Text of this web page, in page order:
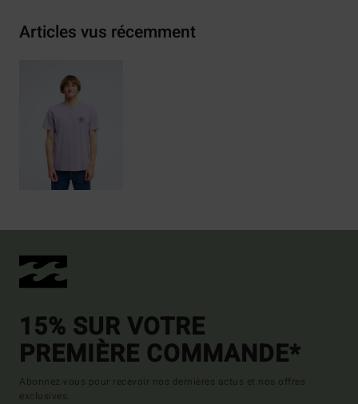
Articles vus récemment
15% SUR VOTRE
PREMIÈRE COMMANDE*
Abonnez-vous pour recevoir nos dernières actus et nos offres
exclusives.